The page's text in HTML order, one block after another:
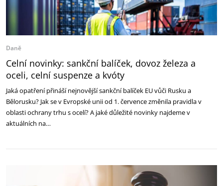
Daně
Celní novinky: sankční balíček, dovoz železa a
oceli, celní suspenze a kvóty
Jaká opatření přináší nejnovější sankční balíček EU vůči Rusku a
Bělorusku? Jak se v Evropské unii od 1. července změnila pravidla v
oblasti ochrany trhu s ocelí? A jaké důležité novinky najdeme v
aktuálních na…